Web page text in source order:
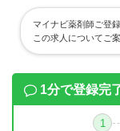
マイナビ薬剤師ご登
この求人についてご
1分で登録完
1